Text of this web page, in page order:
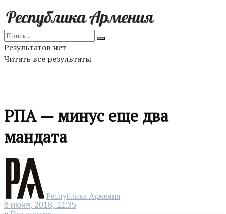
Результатов нет
Читать все результаты
РПА — минус еще два
мандата
Республика Армения
8 июня, 2018, 11:35